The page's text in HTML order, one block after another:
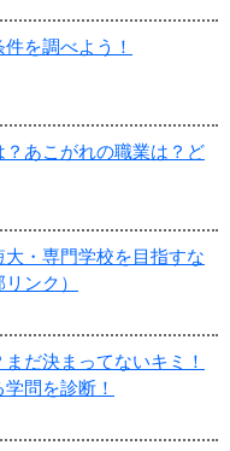
を調べよう！
あこがれの職業は？ど
・専門学校を目指すな
ンク）
だ決まってないキミ！
問を診断！